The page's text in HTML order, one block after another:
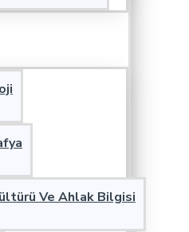
Ve Ahlak Bilgisi